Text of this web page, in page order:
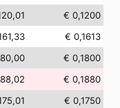
€ 0,1200
€ 0,1613
€ 0,1800
€ 0,1880
€ 0,1750